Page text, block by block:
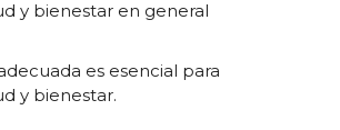
y bienestar en general
es esencial para
y bienestar.